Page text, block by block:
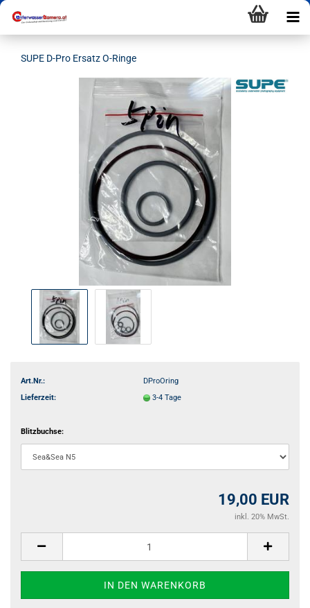
SUPE D-Pro Ersatz O-Ringe
Art.Nr.:
DProOring
Lieferzeit:
3-4 Tage
Blitzbuchse:
19,00 EUR
inkl. 20% MwSt.